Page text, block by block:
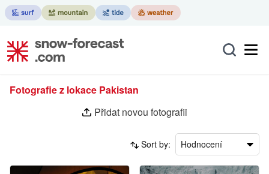
Fotografie z lokace Pakistan
Přidat novou fotografii
Sort by: Hodnocení